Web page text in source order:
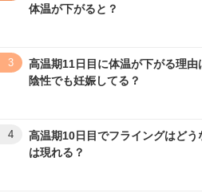
体温が下がると？
3
高温期11日目に体温が下がる理由
陰性でも妊娠してる？
4
高温期10日目でフライングはどう
は現れる？